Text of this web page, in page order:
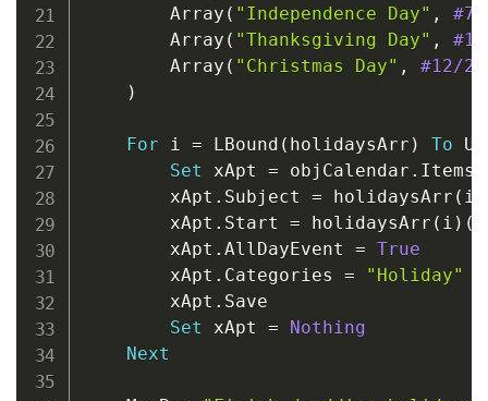
        Array
( "Independence Day" ,
#7/
        Array
( "Thanksgiving Day" ,
        Array
( "Christmas Day" ,
#12/
)
For i = LBound ( holidaysArr ) To
Set xApt = objCalendar . Items
        xApt
. Subject = holidaysArr ( i
        xApt
. Start = holidaysArr ( i ) (
        xApt
. AllDayEvent = True
        xApt
. Categories =
"Holiday"
        xApt
. Save
Set xApt =
Nothing
Next